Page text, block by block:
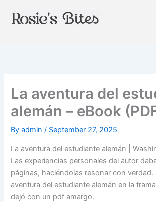
La aventura del
alemán – eBook
Byadmin/ September 27, 2025
La aventura del estudiante alemán |
Las experiencias personales del autor
páginas, haciéndolas resonar con verdad.
aventura del estudiante alemán en la
dejó con un pdf amargo.